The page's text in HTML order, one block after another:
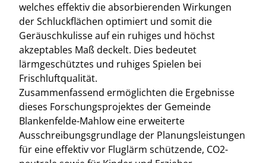
welches effektiv die absorbierenden Wirkungen
der Schluckflächen optimiert und somit die
Geräuschkulisse auf ein ruhiges und höchst
akzeptables Maß deckelt. Dies bedeutet
lärmgeschütztes und ruhiges Spielen bei
Frischluftqualität.
Zusammenfassend ermöglichten die Ergebnisse
dieses Forschungsprojektes der Gemeinde
Blankenfelde-Mahlow eine erweiterte
Ausschreibungsgrundlage der Planungsleistungen
für eine effektiv vor Fluglärm schützende, CO2-